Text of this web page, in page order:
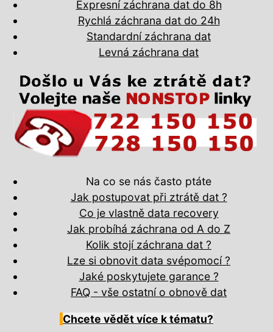
Expresní záchrana dat do 8h
Rychlá záchrana dat do 24h
Standardní záchrana dat
Levná záchrana dat
Na co se nás často ptáte
Jak postupovat při ztrátě dat ?
Co je vlastně data recovery
Jak probíhá záchrana od A do Z
Kolik stojí záchrana dat ?
Lze si obnovit data svépomocí ?
Jaké poskytujete garance ?
FAQ - vše ostatní o obnově dat
Chcete vědět více k tématu?